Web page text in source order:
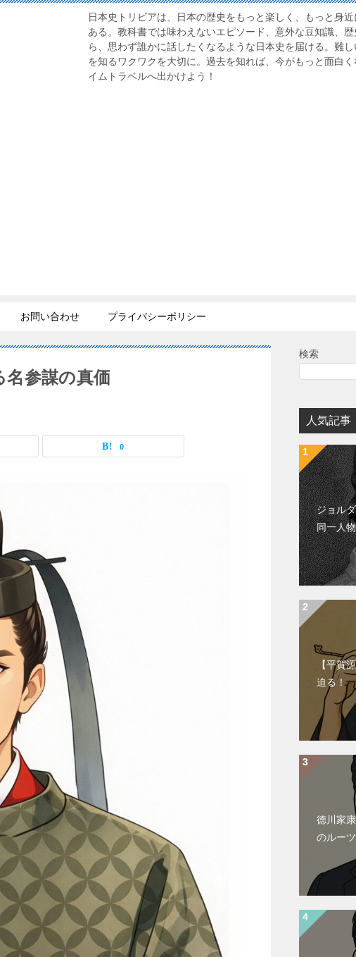
日本史トリビアは、日本の歴史をもっと楽しく、もっと身
ある。教科書では味わえないエピソード、意外な豆知識、
ら、思わず誰かに話したくなるような日本史を届ける。難
を知るワクワクを大切に。過去を知れば、今がもっと面白
イムトラベルへ出かけよう！
お問い合わせ プライバシーポリシー
名参謀の真価
0
検索
人気記事
ジョル
同一人
【平賀
迫る！
徳川家
のルー